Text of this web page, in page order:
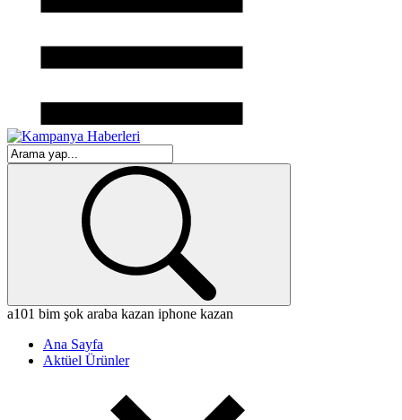
a101 bim şok araba kazan iphone kazan
Ana Sayfa
Aktüel Ürünler